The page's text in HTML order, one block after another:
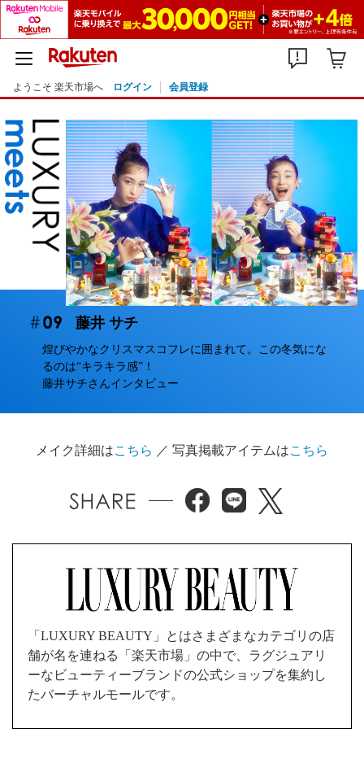
ようこそ 楽天市場へ ログイン 会員登録
藤井 サチ
煌びやかなクリスマスコフレに囲まれて。この冬気にな
るのは“キラキラ感”！
藤井サチさんインタビュー
メイク詳細はこちら ／ 写真掲載アイテムはこちら
「LUXURY BEAUTY」とはさまざまなカテゴリの店
舗が名を連ねる「楽天市場」の中で、ラグジュアリ
ーなビューティーブランドの公式ショップを集約し
たバーチャルモールです。